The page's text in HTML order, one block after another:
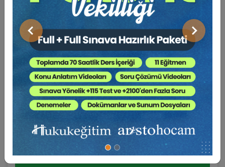
Önceki Sonraki
6. OTURUM: MİRAS HUKUKU